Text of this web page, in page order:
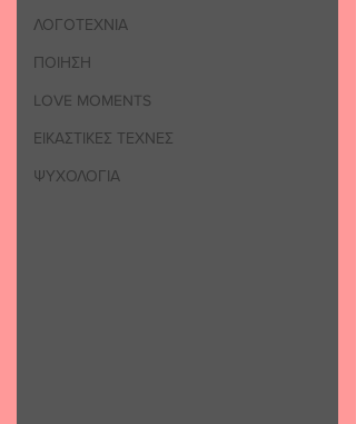
ΛΟΓΟΤΕΧΝΙΑ
ΠΟΙΗΣΗ
LOVE MOMENTS
ΕΙΚΑΣΤΙΚΕΣ ΤΕΧΝΕΣ
ΨΥΧΟΛΟΓΙΑ